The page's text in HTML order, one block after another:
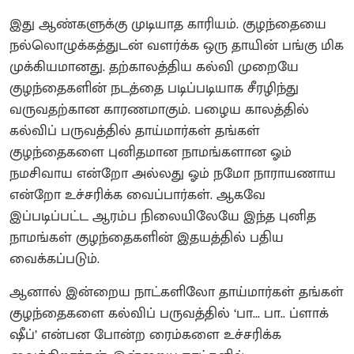
இது ஆண்களுக்கு முடியாத காரியம். குழந்தையை
நல்லொழுக்கத்துடன் வளர்க்க ஒரு தாயின் பங்கு மிக
முக்கியமானது. தற்காலத்திய கல்வி முறையே
குழந்தைகளின் நடத்தை படிப்படியாக சீரழிந்து
வருவதற்கான காரணமாகும். பழைய காலத்தில்
கல்விப் பருவத்தில் தாய்மார்கள் தங்கள்
குழந்தைகளை புனிதமான நாமங்களான ஓம்
நமசிவாய என்றோ அல்லது ஓம் நமோ நாராயணாய
என்றோ உச்சரிக்க வைப்பார்கள். ஆகவே
இப்படிப்பட்ட ஆரம்ப நிலையிலேயே இந்த புனித
நாமங்கள் குழந்தைகளின் இதயத்தில் பதிய
வைக்கப்படும்.
ஆனால் இன்றைய நாட்களிலோ தாய்மார்கள் தங்கள்
குழந்தைகளை கல்விப் பருவத்தில் ‘பா... பா.. ப்ளாக்
ஷீப்’ என்பன போன்ற ரைம்களை உச்சரிக்க